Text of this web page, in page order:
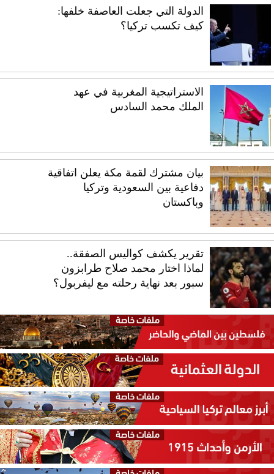
الدولة التي جعلت العاصفة خلفها:
كيف تكسب تركيا؟
الاستراتيجية المغربية في عهد
الملك محمد السادس
بيان مشترك لقمة مكة يعلن اتفاقية
دفاعية بين السعودية وتركيا
وباكستان
تقرير يكشف كواليس الصفقة..
لماذا اختار محمد صلاح طرابزون
سبور بعد نهاية رحلته مع ليفربول؟